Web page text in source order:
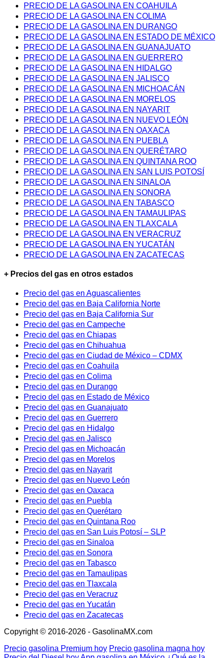
PRECIO DE LA GASOLINA EN COAHUILA
PRECIO DE LA GASOLINA EN COLIMA
PRECIO DE LA GASOLINA EN DURANGO
PRECIO DE LA GASOLINA EN ESTADO DE MÉXICO
PRECIO DE LA GASOLINA EN GUANAJUATO
PRECIO DE LA GASOLINA EN GUERRERO
PRECIO DE LA GASOLINA EN HIDALGO
PRECIO DE LA GASOLINA EN JALISCO
PRECIO DE LA GASOLINA EN MICHOACÁN
PRECIO DE LA GASOLINA EN MORELOS
PRECIO DE LA GASOLINA EN NAYARIT
PRECIO DE LA GASOLINA EN NUEVO LEÓN
PRECIO DE LA GASOLINA EN OAXACA
PRECIO DE LA GASOLINA EN PUEBLA
PRECIO DE LA GASOLINA EN QUERÉTARO
PRECIO DE LA GASOLINA EN QUINTANA ROO
PRECIO DE LA GASOLINA EN SAN LUIS POTOSÍ
PRECIO DE LA GASOLINA EN SINALOA
PRECIO DE LA GASOLINA EN SONORA
PRECIO DE LA GASOLINA EN TABASCO
PRECIO DE LA GASOLINA EN TAMAULIPAS
PRECIO DE LA GASOLINA EN TLAXCALA
PRECIO DE LA GASOLINA EN VERACRUZ
PRECIO DE LA GASOLINA EN YUCATÁN
PRECIO DE LA GASOLINA EN ZACATECAS
+ Precios del gas en otros estados
Precio del gas en Aguascalientes
Precio del gas en Baja California Norte
Precio del gas en Baja California Sur
Precio del gas en Campeche
Precio del gas en Chiapas
Precio del gas en Chihuahua
Precio del gas en Ciudad de México – CDMX
Precio del gas en Coahuila
Precio del gas en Colima
Precio del gas en Durango
Precio del gas en Estado de México
Precio del gas en Guanajuato
Precio del gas en Guerrero
Precio del gas en Hidalgo
Precio del gas en Jalisco
Precio del gas en Michoacán
Precio del gas en Morelos
Precio del gas en Nayarit
Precio del gas en Nuevo León
Precio del gas en Oaxaca
Precio del gas en Puebla
Precio del gas en Querétaro
Precio del gas en Quintana Roo
Precio del gas en San Luis Potosí – SLP
Precio del gas en Sinaloa
Precio del gas en Sonora
Precio del gas en Tabasco
Precio del gas en Tamaulipas
Precio del gas en Tlaxcala
Precio del gas en Veracruz
Precio del gas en Yucatán
Precio del gas en Zacatecas
Copyright © 2016-2026 - GasolinaMX.com
Precio gasolina Premium hoy Precio gasolina magna hoy